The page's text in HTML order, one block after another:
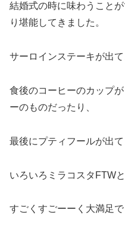
結婚式の時に味わうこと
り堪能してきました。
サーロインステーキが出て
食後のコーヒーのカップ
ーのものだったり、
最後にプティフールが出て
いろいろミラコスタFTW
すごくすごーーく大満足で